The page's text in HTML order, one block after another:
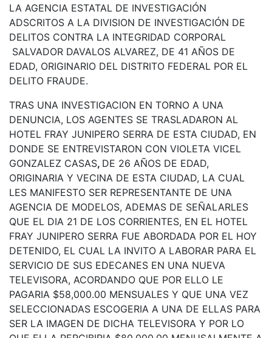
LA AGENCIA ESTATAL DE INVESTIGACIÓN
ADSCRITOS A LA DIVISION DE INVESTIGACIÓN DE
DELITOS CONTRA LA INTEGRIDAD CORPORAL
SALVADOR DAVALOS ALVAREZ, DE 41 AÑOS DE
EDAD, ORIGINARIO DEL DISTRITO FEDERAL POR EL
DELITO FRAUDE.
TRAS UNA INVESTIGACION EN TORNO A UNA
DENUNCIA, LOS AGENTES SE TRASLADARON AL
HOTEL FRAY JUNIPERO SERRA DE ESTA CIUDAD, EN
DONDE SE ENTREVISTARON CON VIOLETA VICEL
GONZALEZ CASAS, DE 26 AÑOS DE EDAD,
ORIGINARIA Y VECINA DE ESTA CIUDAD, LA CUAL
LES MANIFESTO SER REPRESENTANTE DE UNA
AGENCIA DE MODELOS, ADEMAS DE SEÑALARLES
QUE EL DIA 21 DE LOS CORRIENTES, EN EL HOTEL
FRAY JUNIPERO SERRA FUE ABORDADA POR EL HOY
DETENIDO, EL CUAL LA INVITO A LABORAR PARA EL
SERVICIO DE SUS EDECANES EN UNA NUEVA
TELEVISORA, ACORDANDO QUE POR ELLO LE
PAGARIA $58,000.00 MENSUALES Y QUE UNA VEZ
SELECCIONADAS ESCOGERIA A UNA DE ELLAS PARA
SER LA IMAGEN DE DICHA TELEVISORA Y POR LO